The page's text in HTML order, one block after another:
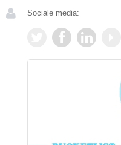
Sociale media: